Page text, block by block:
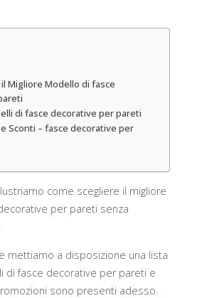
Migliore Modello di fasce
di fasce decorative per pareti
Sconti – fasce decorative per
come scegliere il migliore
per pareti senza
mettiamo a disposizione una lista
di fasce decorative per pareti e
sono presenti adesso.